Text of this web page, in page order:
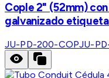
Cople 2" (52mm)
galvanizado
JU-PD-200-COPJU-